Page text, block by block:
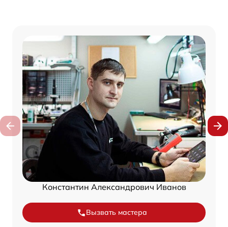
Константин Александрович Иванов
Вызвать мастера